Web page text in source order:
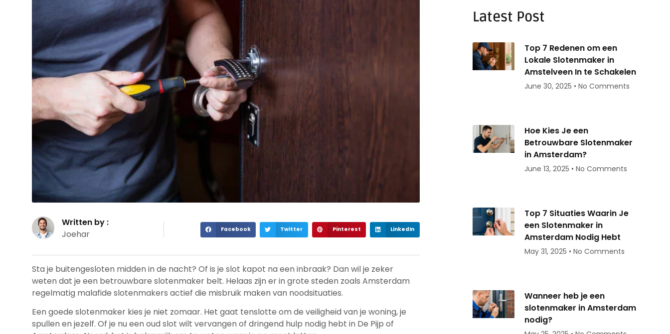
Written by :
Joehar
Facebook Twitter Pinterest LinkedIn
Sta je buitengesloten midden in de nacht? Of is je slot kapot na een inbraak? Dan wil je zeker
weten dat je een betrouwbare slotenmaker belt. Helaas zijn er in grote steden zoals Amsterdam
regelmatig malafide slotenmakers actief die misbruik maken van noodsituaties.
Een goede slotenmaker kies je niet zomaar. Het gaat tenslotte om de veiligheid van je woning, je
spullen en jezelf. Of je nu een oud slot wilt vervangen of dringend hulp nodig hebt in De Pijp of
Latest Post
Top 7 Redenen om een
Lokale Slotenmaker in
Amstelveen In te Schakelen
June 30, 2025 No Comments
Hoe Kies Je een
Betrouwbare Slotenmaker
in Amsterdam?
June 13, 2025 No Comments
Top 7 Situaties Waarin Je
een Slotenmaker in
Amsterdam Nodig Hebt
May 31, 2025 No Comments
Wanneer heb je een
slotenmaker in Amsterdam
nodig?